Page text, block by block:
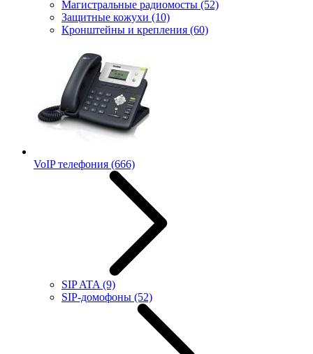
Магистральные радиомосты (52)
Защитные кожухи (10)
Кронштейны и крепления (60)
VoIP телефония (666)
SIP ATA (9)
SIP-домофоны (52)